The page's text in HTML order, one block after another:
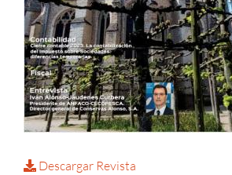
Descargar Revista